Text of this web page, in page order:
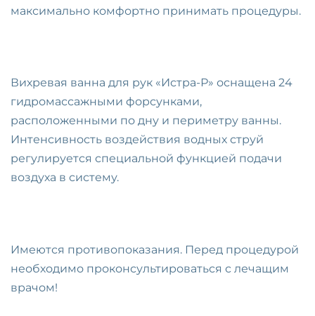
максимально комфортно принимать процедуры.
Вихревая ванна для рук «Истра-Р» оснащена 24
гидромассажными форсунками,
расположенными по дну и периметру ванны.
Интенсивность воздействия водных струй
регулируется специальной функцией подачи
воздуха в систему.
Имеются противопоказания. Перед процедурой
необходимо проконсультироваться с лечащим
врачом!